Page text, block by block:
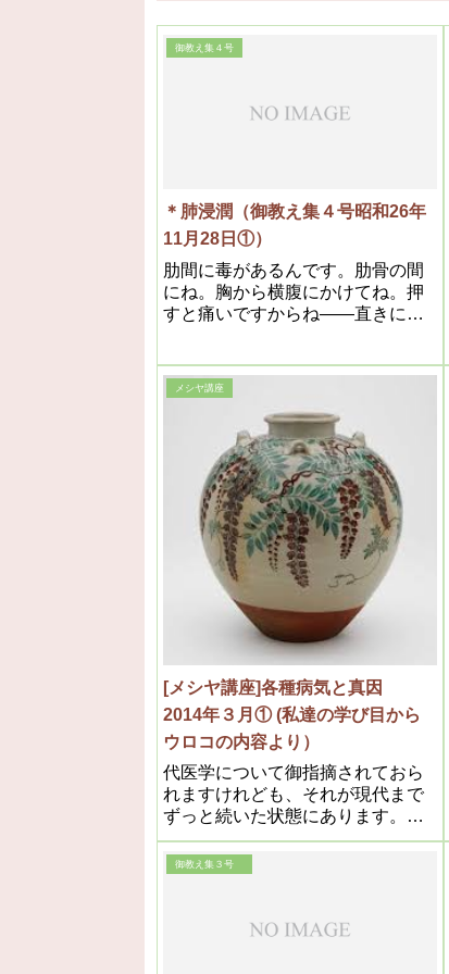
御教え集４号
＊肺浸潤（御教え集４号昭和26年
11月28日①）
肋間に毒があるんです。肋骨の間
にね。胸から横腹にかけてね。押
すと痛いですからね――直きに分
ですよ。あんな結構なものはない
ですよ。こう言う処の毒が溶け
て、痰になって出るんですからね
メシヤ講座
[メシヤ講座]各種病気と真因
2014年３月① (私達の学び目から
ウロコの内容より）
代医学について御指摘されておら
れますけれども、それが現代まで
ずっと続いた状態にあります。で
すから現代も病気というのが一向
に減らないで、それぞれ専門の研
あろうかと思いますので、人類は
御教え集３号